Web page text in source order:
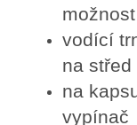
vodící
na
na
vypínač